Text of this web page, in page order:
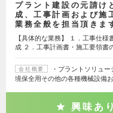
プラント建設の元請け
成、工事計画および施
業務全般を担当頂きま
【具体的な業務】 １．工事仕
成 ２．工事計画書・施工要領書
会社概要
・プラントソリュ
境保全用その他の各種機械設備
興味あり